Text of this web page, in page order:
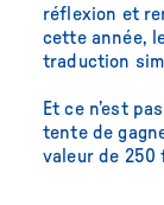
réflexion et
cette année,
traduction
Et ce n’est
tente de
valeur de 250